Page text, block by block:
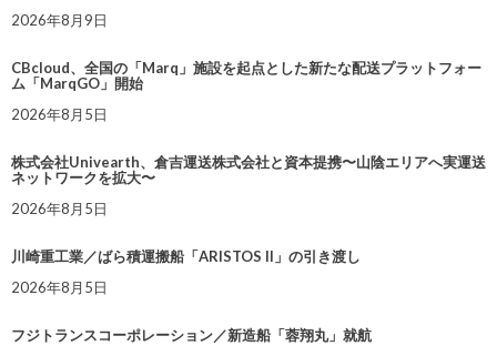
2026年8月9日
CBcloud、全国の「Marq」施設を起点とした新たな配送プラットフォー
ム「MarqGO」開始
2026年8月5日
株式会社Univearth、倉吉運送株式会社と資本提携〜山陰エリアへ実運送
ネットワークを拡大〜
2026年8月5日
川崎重工業／ばら積運搬船「ARISTOS II」の引き渡し
2026年8月5日
フジトランスコーポレーション／新造船「蓉翔丸」就航